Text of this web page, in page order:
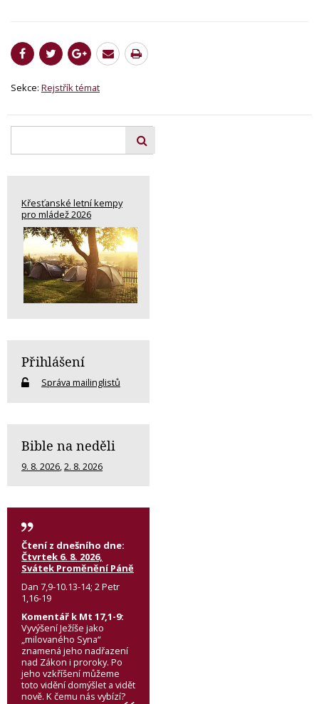
Sekce: Rejstřík témat
Křesťanské letní kempy
pro mládež 2026
Přihlášení
Správa mailinglistů
Bible na neděli
9. 8. 2026,2. 8. 2026
Čtení z dnešního dne:
Čtvrtek 6. 8. 2026,
Svátek Proměnění Páně
Dan 7,9-10.13-14; 2 Petr
1,16-19
Komentář k Mt 17,1-9:
Vyvýšení Ježíše jako
„milovaného Syna“
znamená jeho nadřazení
nad Zákon i proroky. Po
jeho vzkříšení můžeme
toto vidění domýšlet a vidět
nově. K čemu nás vybízí?